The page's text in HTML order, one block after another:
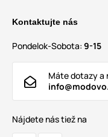
Kontaktujte nás
Pondelok-Sobota: 9-15
Máte dotazy a
Nájdete nás tiež na